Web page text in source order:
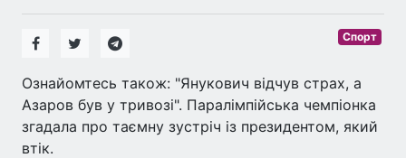
Спорт
Ознайомтесь також: "Янукович відчув страх, а
Азаров був у тривозі". Паралімпійська чемпіонка
згадала про таємну зустріч із президентом, який
втік.